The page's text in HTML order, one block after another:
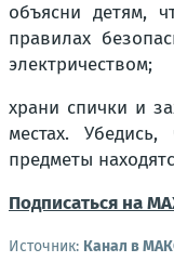
объясни детям,
правилах
электричеством;
храни спички и
местах.
предметы
Подписаться на
Источник: Канал в